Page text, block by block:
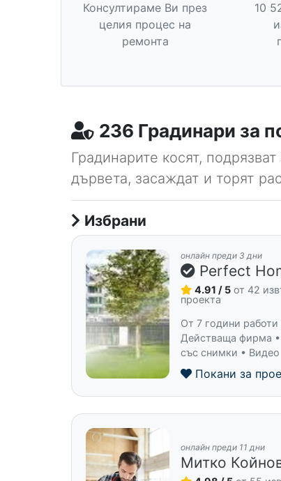
Консултираме Ви през
целия процес на
ремонта
10
236 Градинари за
Градинарите косят,
дървета, засаждат и торят
Избрани
онлайн преди 3 дни
Perfect
4.91 / 5 от 42
проекта
От 7 години работи
Действаща фирма •
със снимки • Видео
Покани за
онлайн преди 11 дни
Митко